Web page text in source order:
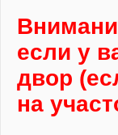
если у
двор
на